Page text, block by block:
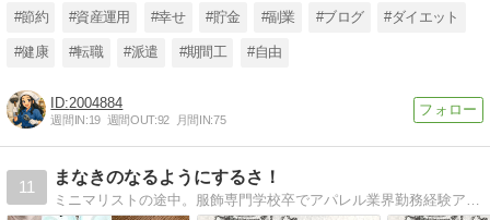
#節約 #資産運用 #幸せ #貯金 #副業 #ブログ #ダイエット
#健康 #転職 #派遣 #期間工 #自由
2004884
週間IN:19 週間OUT:92 月間IN:75
11
まなきのなるようにするさ！
ミニマリストの途中。服飾専門学校卒でアパレル業界勤務経験アリ。洋服のお手入れ、お直し、心や部屋のお掃除の話など徒然。